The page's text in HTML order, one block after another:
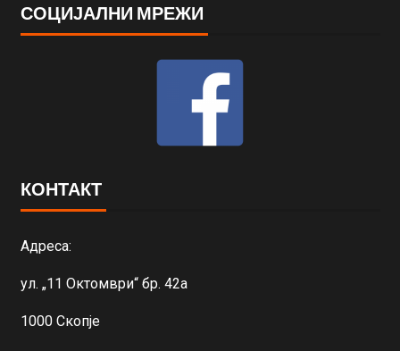
СОЦИЈАЛНИ МРЕЖИ
КОНТАКТ
Адреса:
ул. „11 Октомври“ бр. 42а
1000 Скопје